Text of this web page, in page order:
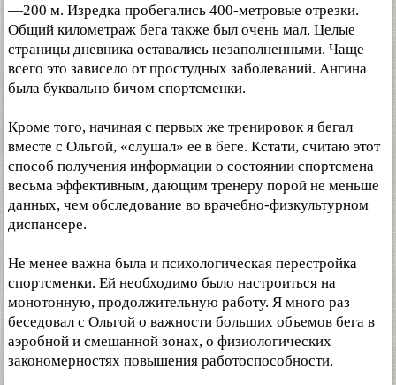
—200 м. Изредка пробегались 400-метровые отрезки.
Общий километраж бега также был очень мал. Целые
страницы дневника оставались незаполненными. Чаще
всего это зависело от простудных заболеваний. Ангина
была буквально бичом спортсменки.
Кроме того, начиная с первых же тренировок я бегал
вместе с Ольгой, «слушал» ее в беге. Кстати, считаю этот
способ получения информации о состоянии спортсмена
весьма эффективным, дающим тренеру порой не меньше
данных, чем обследование во врачебно-физкультурном
диспансере.
Не менее важна была и психологическая перестройка
спортсменки. Ей необходимо было настроиться на
монотонную, продолжительную работу. Я много раз
беседовал с Ольгой о важности больших объемов бега в
аэробной и смешанной зонах, о физиологических
закономерностях повышения работоспособности.